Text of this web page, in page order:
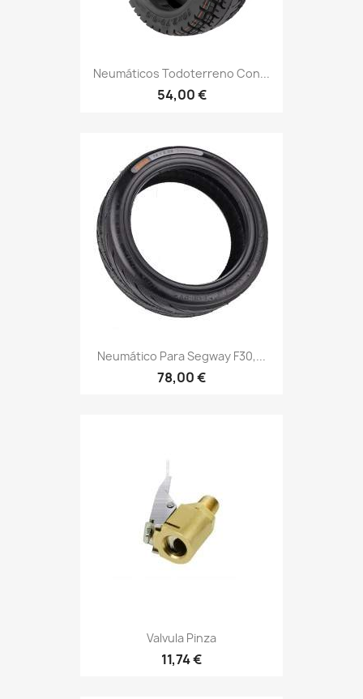
Neumáticos Todoterreno Con...
54,00 €
Neumático Para Segway F30,...
78,00 €
Valvula Pinza
11,74 €